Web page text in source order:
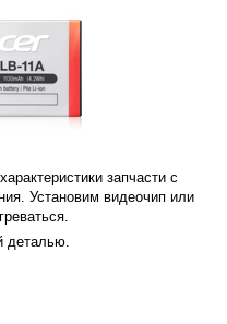
запчасти с
Установим видеочип или
деталью.